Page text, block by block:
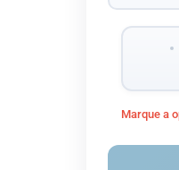
Marque a